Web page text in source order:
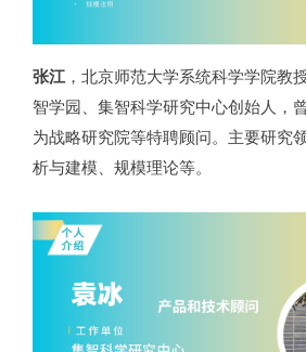
张江 ，北京师范大学系统科学学院教
智学园、集智科学研究中心创始人，
为战略研究院等特聘顾问。主要研究
析与建模、规模理论等。